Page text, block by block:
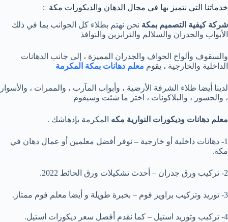
خدماتنا التي نتميز بها في مجال الدهان والديكورات مكة :
شركة كيفية التصميم بمكة نحن نهتم بطلاء كل الجوانب بما في ذلك
الأبواب والجدران والسلالم والترابزين والنوافذ
والسقوف وألواح الحواف والجدران المميزة ، إلى جانب الدهانات
الداخلية والخارجية ، يقوم معلم دهانات بمكة المكرمة
لدينا أيضا طلاء الشرفة الأرضية ، وأبواب المآرب ، والممرات ، والأسوار
، والجسور ، والبلاكونات ، اختر ما شئت وسيقوم
معلم دهانات وديكورات النوارية مكه المكرمة بإدهاشك .
1- دهانات داخلية أو خارجية – نوفر أفضل معلمين أو عمال دهان في
مكة.
2- تركيب ورق جدران – أحدث تشكيلات ورق الحائط 2022.
3- توريد وتركيب براويز فوم – بخبرة طويلة و أيضا معلم فوم ممتاز.
4- تركيب وتوريد استيل – كما نقدم أفصل سعر ديكورات استيل.